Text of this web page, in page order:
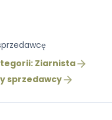
Ziarnista
sprzedawcy